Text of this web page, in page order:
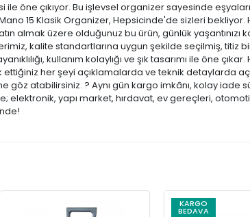
ile öne çıkıyor. Bu işlevsel organizer sayesinde
15 Klasik Organizer, Hepsicinde'de sizleri
almak üzere olduğunuz bu ürün, günlük
kalite standartlarına uygun şekilde seçilmiş,
kullanım kolaylığı ve şık tasarımı ile öne
her şeyi açıklamalarda ve teknik detaylarda
atabilirsiniz. ? Aynı gün kargo imkânı, kolay iade
elektronik, yapı market, hırdavat, ev gereçleri,
KARGO
BEDAVA